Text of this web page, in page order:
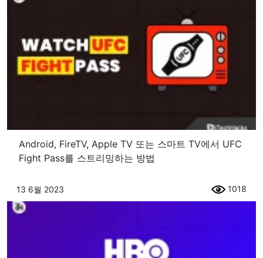
Android, FireTV, Apple TV 또는 스마트 TV에서 UFC
Fight Pass를 스트리밍하는 방법
13 6월 2023 1018